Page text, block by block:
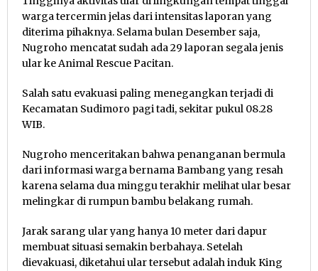
warga tercermin jelas dari intensitas laporan yang
diterima pihaknya. Selama bulan Desember saja,
Nugroho mencatat sudah ada 29 laporan segala jenis
ular ke Animal Rescue Pacitan.
Salah satu evakuasi paling menegangkan terjadi di
Kecamatan Sudimoro pagi tadi, sekitar pukul 08.28
WIB.
Nugroho menceritakan bahwa penanganan bermula
dari informasi warga bernama Bambang yang resah
karena selama dua minggu terakhir melihat ular besar
melingkar di rumpun bambu belakang rumah.
Jarak sarang ular yang hanya 10 meter dari dapur
membuat situasi semakin berbahaya. Setelah
dievakuasi, diketahui ular tersebut adalah induk King